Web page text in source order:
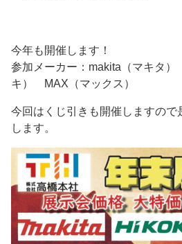
今年も開催します！
参加メーカー：makita（マキタ
キ） MAX（マックス）
今回はくじ引きも開催しますので
します。